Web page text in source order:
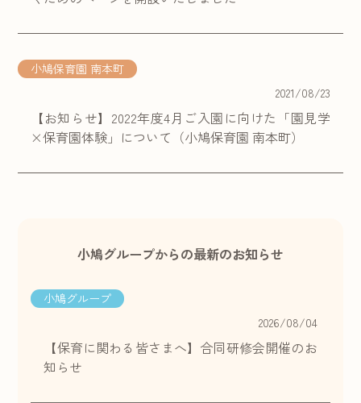
小鳩保育園 南本町
2021/08/23
【お知らせ】2022年度4月ご入園に向けた「園見学
×保育園体験」について（小鳩保育園 南本町）
小鳩グループからの最新のお知らせ
小鳩グループ
2026/08/04
【保育に関わる皆さまへ】合同研修会開催のお
知らせ